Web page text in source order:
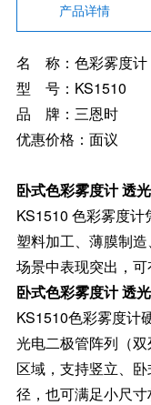
产品详情
名 称：色彩雾度计
型 号：KS1510
品 牌：三恩时
优惠价格：面议
卧式色彩雾度计 透
KS1510 色彩雾度
塑料加工、薄膜制
场景中表现突出，
卧式色彩雾度计 透
KS1510色彩雾度计
光电二极管阵列（
区域，支持竖立、
径，也可满足小尺